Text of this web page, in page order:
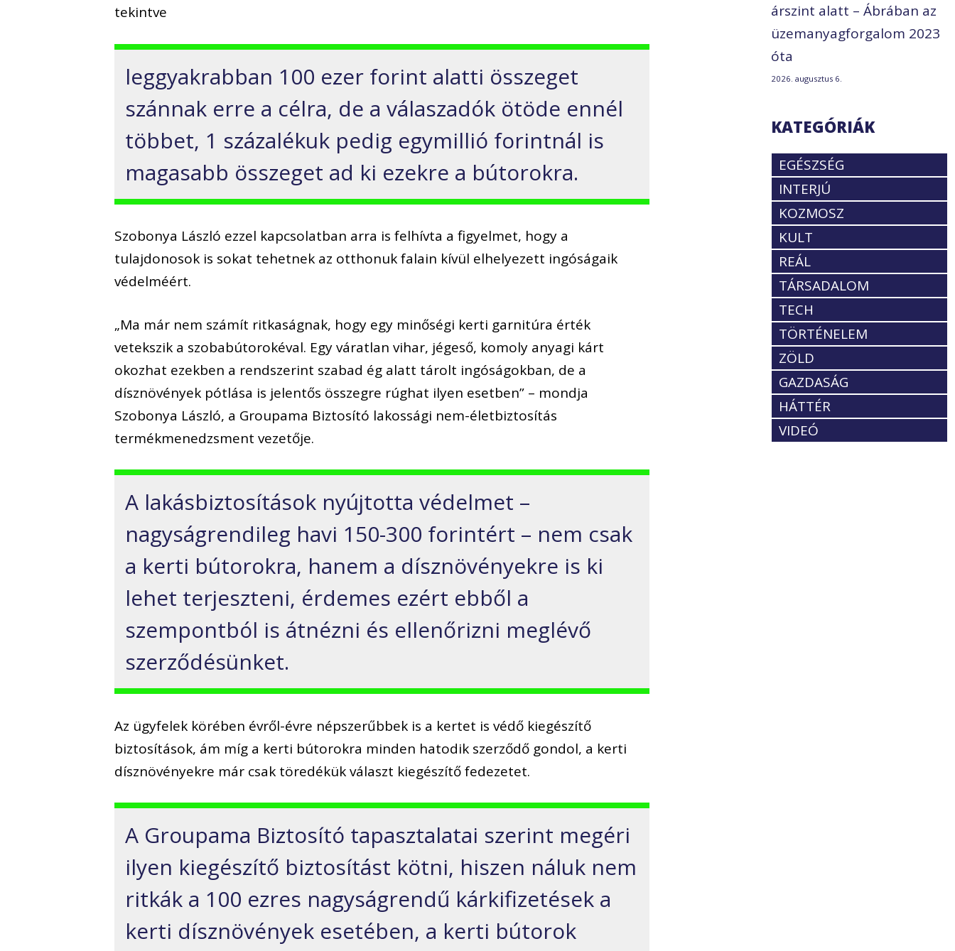
tekintve
leggyakrabban 100 ezer forint alatti összeget
szánnak erre a célra, de a válaszadók ötöde ennél
többet, 1 százalékuk pedig egymillió forintnál is
magasabb összeget ad ki ezekre a bútorokra.
Szobonya László ezzel kapcsolatban arra is felhívta a figyelmet, hogy a
tulajdonosok is sokat tehetnek az otthonuk falain kívül elhelyezett ingóságaik
védelméért.
„Ma már nem számít ritkaságnak, hogy egy minőségi kerti garnitúra érték
vetekszik a szobabútorokéval. Egy váratlan vihar, jégeső, komoly anyagi kárt
okozhat ezekben a rendszerint szabad ég alatt tárolt ingóságokban, de a
dísznövények pótlása is jelentős összegre rúghat ilyen esetben” – mondja
Szobonya László, a Groupama Biztosító lakossági nem-életbiztosítás
termékmenedzsment vezetője.
A lakásbiztosítások nyújtotta védelmet –
nagyságrendileg havi 150-300 forintért – nem csak
a kerti bútorokra, hanem a dísznövényekre is ki
lehet terjeszteni, érdemes ezért ebből a
szempontból is átnézni és ellenőrizni meglévő
szerződésünket.
Az ügyfelek körében évről-évre népszerűbbek is a kertet is védő kiegészítő
biztosítások, ám míg a kerti bútorokra minden hatodik szerződő gondol, a kerti
dísznövényekre már csak töredékük választ kiegészítő fedezetet.
A Groupama Biztosító tapasztalatai szerint megéri
ilyen kiegészítő biztosítást kötni, hiszen náluk nem
ritkák a 100 ezres nagyságrendű kárkifizetések a
kerti dísznövények esetében, a kerti bútorok
árszint alatt – Ábrában az
üzemanyagforgalom 2023
óta
2026. augusztus 6.
KATEGÓRIÁK
EGÉSZSÉG
INTERJÚ
KOZMOSZ
KULT
REÁL
TÁRSADALOM
TECH
TÖRTÉNELEM
ZÖLD
GAZDASÁG
HÁTTÉR
VIDEÓ